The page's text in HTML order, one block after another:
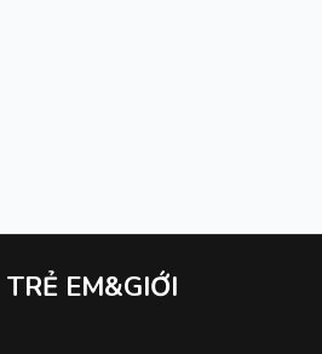
TRẺ EM&GIỚI